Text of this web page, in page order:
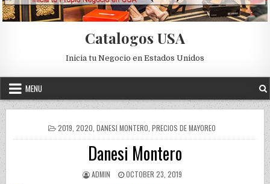
Catalogos USA
Inicia tu Negocio en Estados Unidos
MENU
POSTED IN
2019, 2020, DANESI MONTERO, PRECIOS DE MAYOREO
Danesi Montero
AUTHOR:
ADMIN PUBLISHED DATE:
OCTOBER 23, 2019